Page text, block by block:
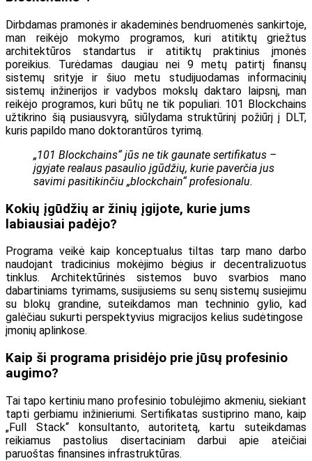
Dirbdamas pramonės ir akademinės bendruomenės sankirtoje,
man reikėjo mokymo programos, kuri atitiktų griežtus
architektūros standartus ir atitiktų praktinius įmonės
poreikius. Turėdamas daugiau nei 9 metų patirtį finansų
sistemų srityje ir šiuo metu studijuodamas informacinių
sistemų inžinerijos ir vadybos mokslų daktaro laipsnį, man
reikėjo programos, kuri būtų ne tik populiari. 101 Blockchains
užtikrino šią pusiausvyrą, siūlydama struktūrinį požiūrį į DLT,
kuris papildo mano doktorantūros tyrimą.
„101 Blockchains“ jūs ne tik gaunate sertifikatus –
įgyjate realaus pasaulio įgūdžių, kurie paverčia jus
savimi pasitikinčiu „blockchain“ profesionalu.
Kokių įgūdžių ar žinių įgijote, kurie jums
labiausiai padėjo?
Programa veikė kaip konceptualus tiltas tarp mano darbo
naudojant tradicinius mokėjimo bėgius ir decentralizuotus
tinklus. Architektūrinės sistemos buvo svarbios mano
dabartiniams tyrimams, susijusiems su senų sistemų susiejimu
su blokų grandine, suteikdamos man techninio gylio, kad
galėčiau sukurti perspektyvius migracijos kelius sudėtingose ​​​​
įmonių aplinkose.
Kaip ši programa prisidėjo prie jūsų profesinio
augimo?
Tai tapo kertiniu mano profesinio tobulėjimo akmeniu, siekiant
tapti gerbiamu inžinieriumi. Sertifikatas sustiprino mano, kaip
„Full Stack“ konsultanto, autoritetą, kartu suteikdamas
reikiamus pastolius disertaciniam darbui apie ateičiai
paruoštas finansines infrastruktūras.